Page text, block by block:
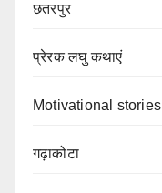
छतरपुर
प्रेरक लघु कथाएं
Motivational stories
गढ़ाकोटा